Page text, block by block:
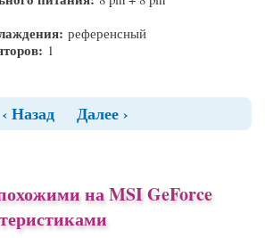
референсный
1
‹ Назад Далее ›
на MSI GeForce